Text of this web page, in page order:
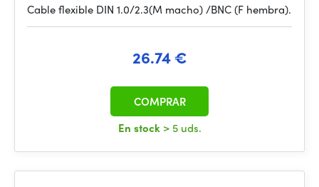
Cable flexible DIN 1.0/2.3(M macho) /BNC (F hembra).
26.74 €
En stock > 5 uds.
COMPRAR